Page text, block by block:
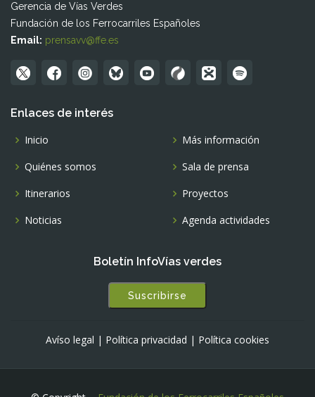
Gerencia de Vías Verdes
Fundación de los Ferrocarriles Españoles
Email: prensavv@ffe.es
Enlaces de interés
Inicio
Quiénes somos
Itinerarios
Noticias
Más información
Sala de prensa
Proyectos
Agenda actividades
Boletín InfoVías verdes
Suscribirse
Avíso legal | Política privacidad | Política cookies